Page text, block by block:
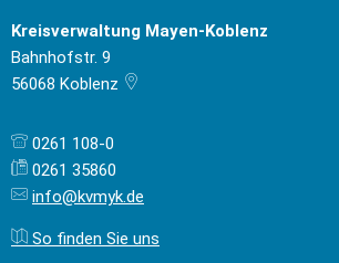
Kreisverwaltung Mayen-Koblenz
Bahnhofstr. 9
56068 Koblenz
0261 108-0
0261 35860
info@kvmyk.de
So finden Sie uns